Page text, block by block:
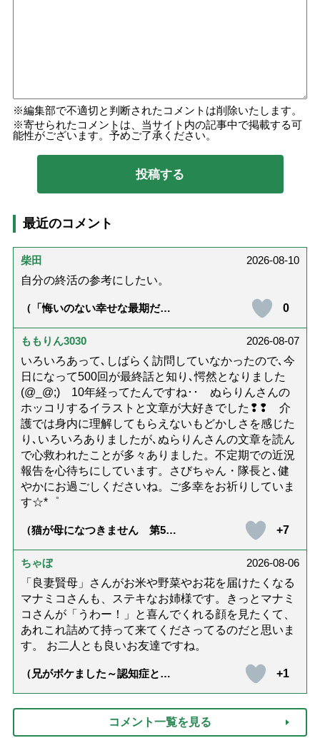
編集部で不適切と判断されたコメントは削除いたします。
寄せられたコメントは、当サイト内の記事中で掲載する可
能性がございます。予めご了承ください。
最近のコメント
柴田
2026-08-10
自分の終活の参考にしたい。
（「悔いのない幸せな最期だっ
り返る母の在宅介護と看取り｜
幸せな在宅死のために医師が教
0
ももりん3030
2026-08-07
いろいろあって､しばらく訪問していなかったので､今
日になって500回が最終話と知り､愕然となりました
(@_@;) 10年経ってたんですね･･ ぬらりんさんの
ホッコリするイラストと文章が大好きでした❢❢ 介
護では身内に理解してもらえないもどかしさを感じた
り､いろいろありましたが､ぬらりんさんの文章を読ん
で心救われたことが多々ありました。不定期での近況
報告を心待ちにしています。さびちゃん・隊長と､健
やかにお過ごしくださいね。ご多幸をお祈りしていま
す☆*゜
（猫が母になつきません 第500
+7
ちゃぼ
2026-08-06
「良妻賢母」さんがお米や野菜やお花を届けたくなる
マナミコさんも、ステキなお姉様です。きっとマナミ
コさんが「うわー！」と喜んでくれる顔を見たくて、
あれこれ詰めて持って来てくださってるのだと思いま
す。 お二人とも良いお友達ですね。
（兄がボケました～認知症と介
達』が届きました」）
+1
コメント一覧を見る